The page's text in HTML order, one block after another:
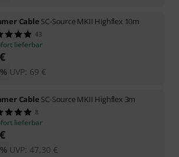
Cable SC-Source MKII Highflex 10m
43
lieferbar
€
UVP: 69 €
Cable SC-Source MKII Highflex 3m
8
lieferbar
€
UVP: 47,30 €